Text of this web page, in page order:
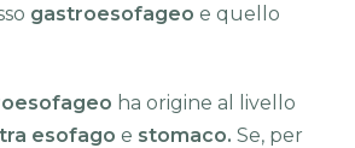
gastroesofageo e quello
ha origine al livello
esofago e stomaco. Se, per